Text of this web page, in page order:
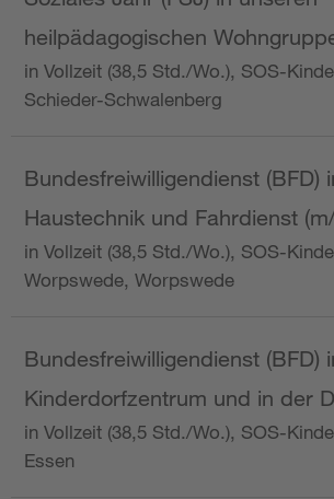
heilpädagogischen
in Vollzeit (38,5 Std./Wo.), SOS-
Schieder-Schwalenberg
Bundesfreiwilligendienst (BFD)
Haustechnik und Fahrdienst
in Vollzeit (38,5 Std./Wo.), SOS-
Worpswede, Worpswede
Bundesfreiwilligendienst (BFD)
Kinderdorfzentrum und in der
in Vollzeit (38,5 Std./Wo.), SOS-
Essen